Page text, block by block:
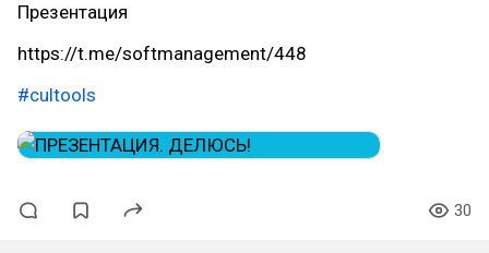
Презентация
https://t.me/softmanagement/448
#cultools
30